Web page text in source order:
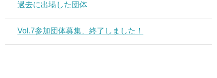
過去に出場した団体
Vol.7参加団体募集、終了しました！